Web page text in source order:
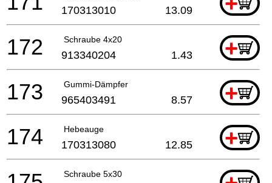
170313010 13.09
Schraube 4x20 +
172 913340204 1.43
Gummi-Dämpfer +
173 965403491 8.57
Hebeauge +
174 170313080 12.85
Schraube 5x30